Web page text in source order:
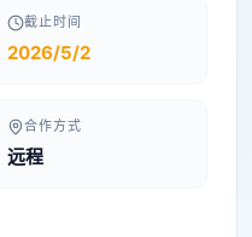
截止时间
2026/5/2
合作方式
远程